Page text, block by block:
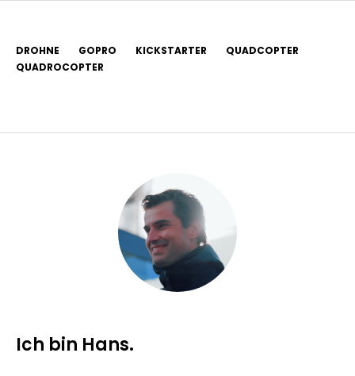
DROHNE GOPRO KICKSTARTER
QUADCOPTER
QUADROCOPTER
Ich bin Hans.